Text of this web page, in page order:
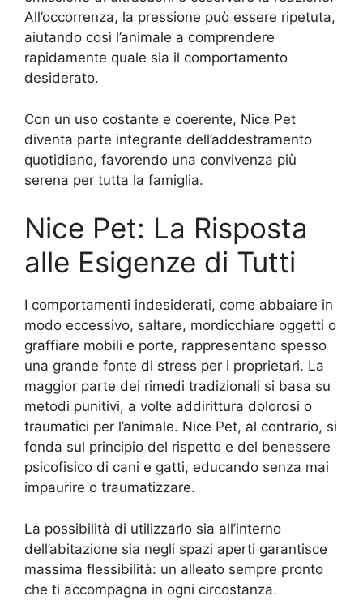
All’occorrenza, la pressione può essere ripetuta,
aiutando così l’animale a comprendere
rapidamente quale sia il comportamento
desiderato.
Con un uso costante e coerente, Nice Pet
diventa parte integrante dell’addestramento
quotidiano, favorendo una convivenza più
serena per tutta la famiglia.
Nice Pet: La Risposta
alle Esigenze di Tutti
I comportamenti indesiderati, come abbaiare in
modo eccessivo, saltare, mordicchiare oggetti o
graffiare mobili e porte, rappresentano spesso
una grande fonte di stress per i proprietari. La
maggior parte dei rimedi tradizionali si basa su
metodi punitivi, a volte addirittura dolorosi o
traumatici per l’animale. Nice Pet, al contrario, si
fonda sul principio del rispetto e del benessere
psicofisico di cani e gatti, educando senza mai
impaurire o traumatizzare.
La possibilità di utilizzarlo sia all’interno
dell’abitazione sia negli spazi aperti garantisce
massima flessibilità: un alleato sempre pronto
che ti accompagna in ogni circostanza.